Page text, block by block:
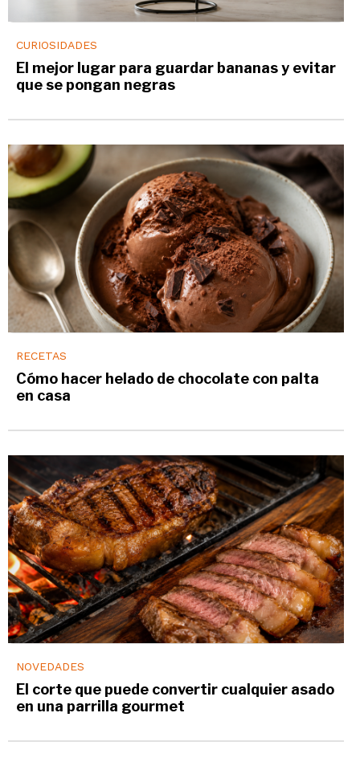
CURIOSIDADES
El mejor lugar para guardar bananas y evitar
que se pongan negras
RECETAS
Cómo hacer helado de chocolate con palta
en casa
NOVEDADES
El corte que puede convertir cualquier asado
en una parrilla gourmet